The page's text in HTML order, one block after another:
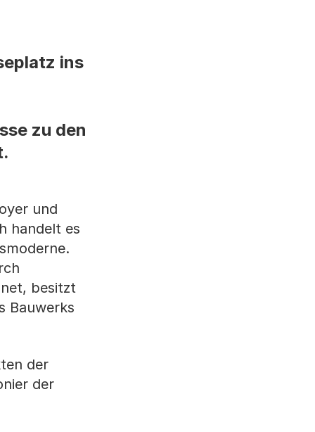
ins
zu den
und
handelt es
besitzt
Bauwerks
der
der